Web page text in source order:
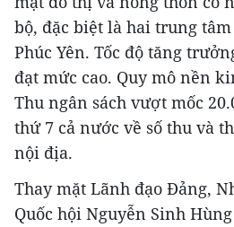
bộ, đặc biệt là hai trung
Phúc Yên. Tốc độ tăng
đạt mức cao. Quy mô nền
Thu ngân sách vượt mốc
thứ 7 cả nước về số thu và
nội địa.
Thay mặt Lãnh đạo Đảng,
Quốc hội Nguyễn Sinh